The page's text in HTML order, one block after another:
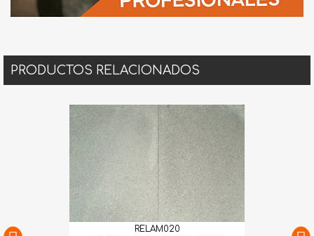
PRODUCTOS RELACIONADOS
RELAM020